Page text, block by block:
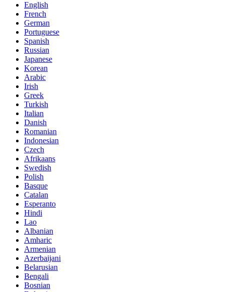
English
French
German
Portuguese
Spanish
Russian
Japanese
Korean
Arabic
Irish
Greek
Turkish
Italian
Danish
Romanian
Indonesian
Czech
Afrikaans
Swedish
Polish
Basque
Catalan
Esperanto
Hindi
Lao
Albanian
Amharic
Armenian
Azerbaijani
Belarusian
Bengali
Bosnian